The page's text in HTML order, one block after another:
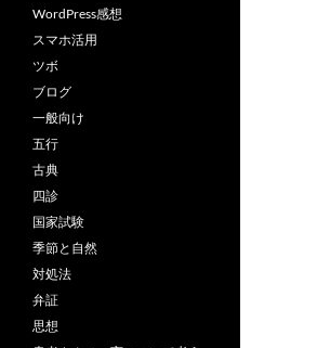
WordPress感想
スマホ活用
ツボ
ブログ
一般向け
五行
古典
四診
国家試験
季節と自然
対処法
弁証
思想